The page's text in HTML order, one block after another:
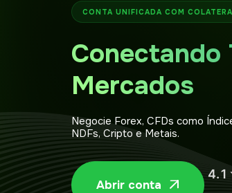
CONTA UNIFICADA COM
Conectando
Mercados
Negocie Forex, CFDs como
NDFs, Cripto e Metais.
Abrir conta 